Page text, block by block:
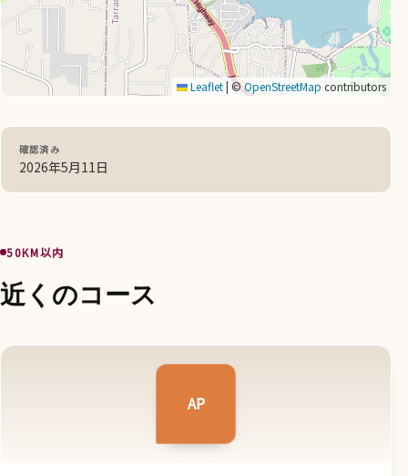
Leaflet ©OpenStreetMap contributors
確認済み
2026年5月11日
50KM以内
近くのコース
AP